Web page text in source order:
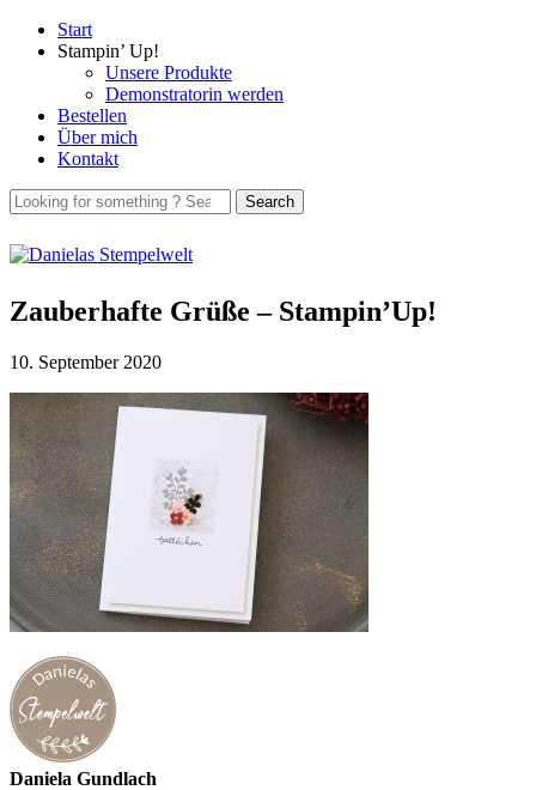
Start
Stampin’ Up!
Unsere Produkte
Demonstratorin werden
Bestellen
Über mich
Kontakt
Zauberhafte Grüße – Stampin’Up!
10. September 2020
Daniela Gundlach